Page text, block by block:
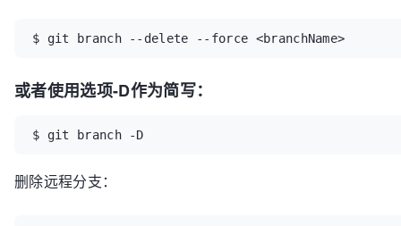
$ git branch --delete --force <branchName>
或者使用选项-D作为简写：
$ git branch -D
删除远程分支：